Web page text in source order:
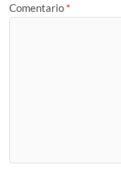
Comentario *